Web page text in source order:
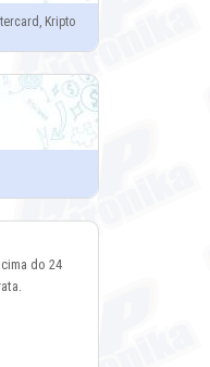
Kripto
do 24